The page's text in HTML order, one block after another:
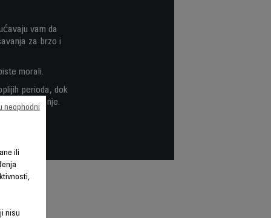
vam da
za brzo i
morali.
perioda, dok
ili odlaganje.
ili
nisu
neophodni